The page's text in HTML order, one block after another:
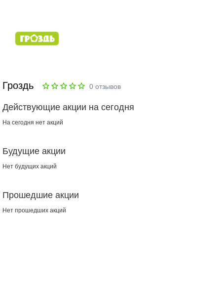
Гроздь 0 отзывов
Действующие акции на сегодня
На сегодня нет акций
Будущие акции
Нет будущих акций
Прошедшие акции
Нет прошедших акций